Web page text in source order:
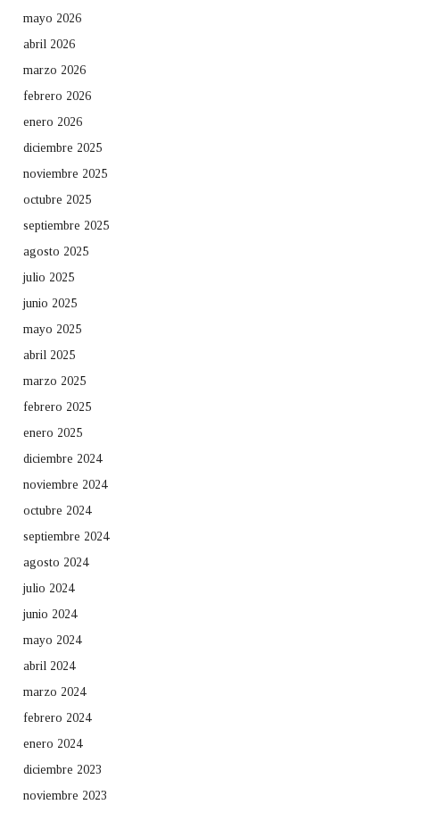
mayo 2026
abril 2026
marzo 2026
febrero 2026
enero 2026
diciembre 2025
noviembre 2025
octubre 2025
septiembre 2025
agosto 2025
julio 2025
junio 2025
mayo 2025
abril 2025
marzo 2025
febrero 2025
enero 2025
diciembre 2024
noviembre 2024
octubre 2024
septiembre 2024
agosto 2024
julio 2024
junio 2024
mayo 2024
abril 2024
marzo 2024
febrero 2024
enero 2024
diciembre 2023
noviembre 2023